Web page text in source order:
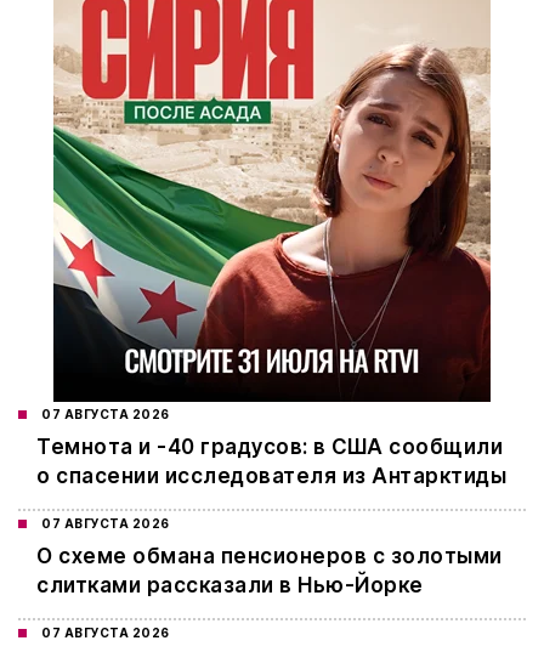
07 АВГУСТА 2026
Темнота и -40 градусов: в США сообщили
о спасении исследователя из Антарктиды
07 АВГУСТА 2026
О схеме обмана пенсионеров с золотыми
слитками рассказали в Нью-Йорке
07 АВГУСТА 2026